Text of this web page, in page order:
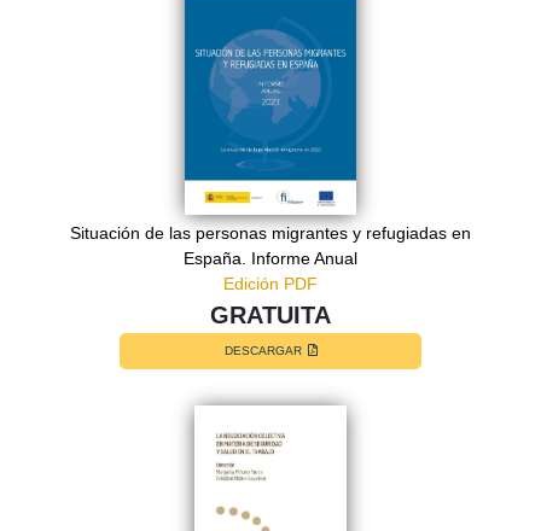
Situación de las personas migrantes y refugiadas en
España. Informe Anual
Edición PDF
GRATUITA
DESCARGAR